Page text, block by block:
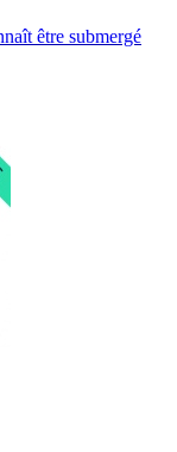
être submergé